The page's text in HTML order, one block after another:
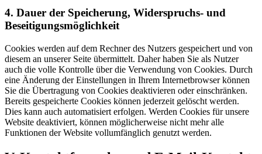
4. Dauer der Speicherung, Widerspruchs- und
Beseitigungsmöglichkeit
Cookies werden auf dem Rechner des Nutzers gespeichert und von
diesem an unserer Seite übermittelt. Daher haben Sie als Nutzer
auch die volle Kontrolle über die Verwendung von Cookies. Durch
eine Änderung der Einstellungen in Ihrem Internetbrowser können
Sie die Übertragung von Cookies deaktivieren oder einschränken.
Bereits gespeicherte Cookies können jederzeit gelöscht werden.
Dies kann auch automatisiert erfolgen. Werden Cookies für unsere
Website deaktiviert, können möglicherweise nicht mehr alle
Funktionen der Website vollumfänglich genutzt werden.